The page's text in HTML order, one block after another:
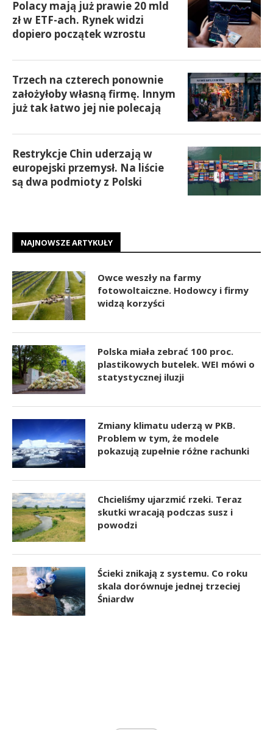
Polacy mają już prawie 20 mld
zł w ETF-ach. Rynek widzi
dopiero początek wzrostu
Trzech na czterech ponownie
założyłoby własną firmę. Innym
już tak łatwo jej nie polecają
Restrykcje Chin uderzają w
europejski przemysł. Na liście
są dwa podmioty z Polski
NAJNOWSZE ARTYKUŁY
Owce weszły na farmy
fotowoltaiczne. Hodowcy i firmy
widzą korzyści
Polska miała zebrać 100 proc.
plastikowych butelek. WEI mówi o
statystycznej iluzji
Zmiany klimatu uderzą w PKB.
Problem w tym, że modele
pokazują zupełnie różne rachunki
Chcieliśmy ujarzmić rzeki. Teraz
skutki wracają podczas susz i
powodzi
Ścieki znikają z systemu. Co roku
skala dorównuje jednej trzeciej
Śniardw